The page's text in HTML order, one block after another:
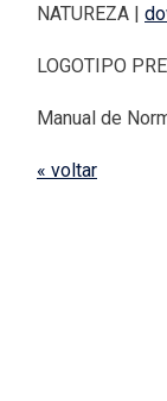
NATUREZA |
LOGOTIPO
Manual de
« voltar